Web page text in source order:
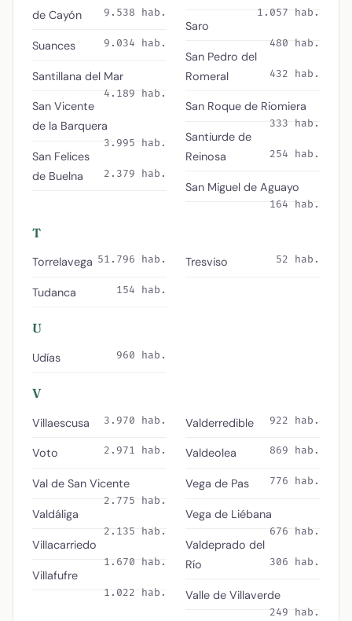
de Cayón
9.538 hab.
Suances 9.034 hab.
Santillana del Mar
4.189 hab.
San Vicente
de la Barquera
3.995 hab.
San Felices
de Buelna
2.379 hab.
1.057 hab.
Saro
480 hab.
San Pedro del
Romeral
432 hab.
San Roque de Riomiera
333 hab.
Santiurde de
Reinosa
254 hab.
San Miguel de Aguayo
164 hab.
T
Torrelavega 51.796 hab.
Tudanca 154 hab.
Tresviso 52 hab.
U
Udías 960 hab.
V
Villaescusa 3.970 hab.
Voto 2.971 hab.
Val de San Vicente
2.775 hab.
Valdáliga
2.135 hab.
Villacarriedo
1.670 hab.
Villafufre
1.022 hab.
Valderredible 922 hab.
Valdeolea 869 hab.
Vega de Pas 776 hab.
Vega de Liébana
676 hab.
Valdeprado del
Río
306 hab.
Valle de Villaverde
249 hab.